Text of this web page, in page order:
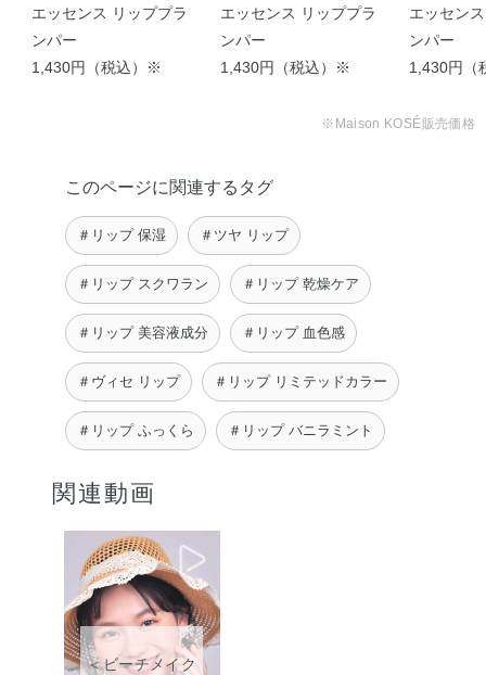
加！！》 …
エッセンス リッププラ
ンパー
1,430円（税込）※
エッセンス リッププラ
ンパー
1,430円（税込）※
エッセン
ンパー
1,430円（
※Maison KOSÉ販売価格
このページに関連するタグ
＃リップ 保湿 ＃ツヤ リップ
＃リップ スクワラン ＃リップ 乾燥ケア
＃リップ 美容液成分 ＃リップ 血色感
＃ヴィセ リップ ＃リップ リミテッドカラー
＃リップ ふっくら ＃リップ バニラミント
関連動画
＜ビーチメイク